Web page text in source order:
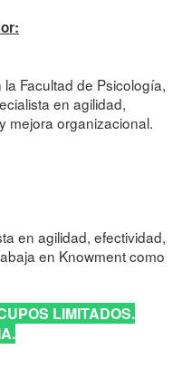
Facultad de Psicología,
en agilidad,
mejora organizacional.
en agilidad, efectividad,
en Knowment como
LIMITADOS.